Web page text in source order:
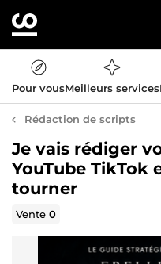
Pour vousMeilleurs services
Rédaction de scripts
Je vais rédiger
YouTube TikTok
tourner
Vente0